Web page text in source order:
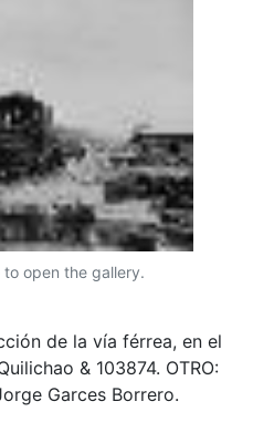
open the gallery.
de la vía férrea, en el
& 103874. OTRO:
Garces Borrero.